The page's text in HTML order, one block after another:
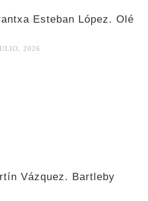
Esteban López. Olé
2026
Vázquez. Bartleby